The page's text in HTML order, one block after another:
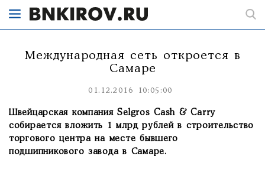
Международная сеть откроется в
Самаре
01.12.2016 10:05:00
Швейцарская компания Selgros Cash & Carry
собирается вложить 1 млрд рублей в строительство
торгового центра на месте бывшего
подшипникового завода в Самаре.